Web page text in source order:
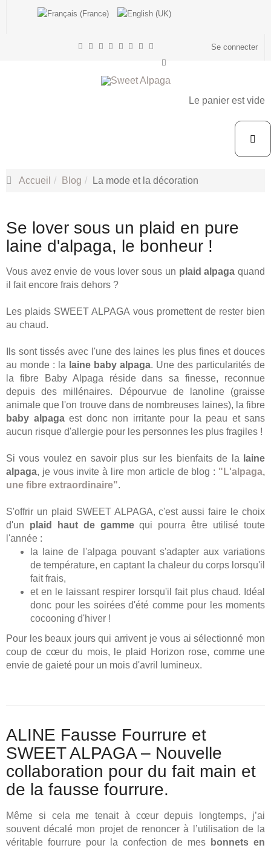
Se connecter
Le panier est vide
Accueil Blog La mode et la décoration
Se lover sous un plaid en pure
laine d'alpaga, le bonheur !
Vous avez envie de vous lover sous un plaid alpaga quand
il fait encore frais dehors ?
Les plaids SWEET ALPAGA vous promettent de rester bien
au chaud.
Ils sont tissés avec l'une des laines les plus fines et douces
au monde : la laine baby alpaga. Une des particularités de
la fibre Baby Alpaga réside dans sa finesse, reconnue
depuis des millénaires. Dépourvue de lanoline (graisse
animale que l'on trouve dans de nombreuses laines), la fibre
baby alpagaest donc non irritante pour la peau et sans
aucun risque d'allergie pour les personnes les plus fragiles !
Si vous voulez en savoir plus sur les bienfaits de la
laine
alpaga, je vous invite à lire mon article de blog : "L'alpaga,
une fibre extraordinaire".
S'offrir un plaid SWEET ALPAGA, c'est aussi faire le choix
d'un plaid haut de gammequi pourra être utilisé toute
l'année :
la laine de l'alpaga pouvant s'adapter aux variations
de température, en captant la chaleur du corps lorsqu'il
fait frais,
et en le laissant respirer lorsqu'il fait plus chaud. Idéal
donc pour les soirées d'été comme pour les moments
cocooning d'hiver !
Pour les beaux jours qui arrivent je vous ai sélectionné mon
coup de cœur du mois, le plaid Horizon rose, comme une
envie de gaieté pour un mois d'avril lumineux.
ALINE Fausse Fourrure et
SWEET ALPAGA – Nouvelle
collaboration pour du fait main et
de la fausse fourrure.
Même si cela me tenait à cœur depuis longtemps, j’ai
souvent décalé mon projet de renoncer à l’utilisation de la
véritable fourrure pour la confection de mes
bonnets en